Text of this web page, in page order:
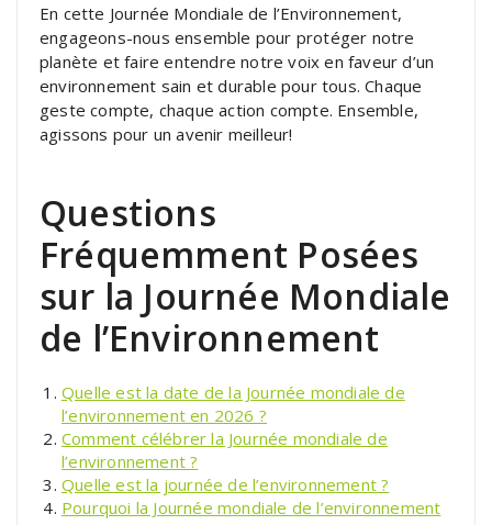
En cette Journée Mondiale de l’Environnement,
engageons-nous ensemble pour protéger notre
planète et faire entendre notre voix en faveur d’un
environnement sain et durable pour tous. Chaque
geste compte, chaque action compte. Ensemble,
agissons pour un avenir meilleur!
Questions
Fréquemment Posées
sur la Journée Mondiale
de l’Environnement
Quelle est la date de la Journée mondiale de
l’environnement en 2026 ?
Comment célébrer la Journée mondiale de
l’environnement ?
Quelle est la journée de l’environnement ?
Pourquoi la Journée mondiale de l’environnement